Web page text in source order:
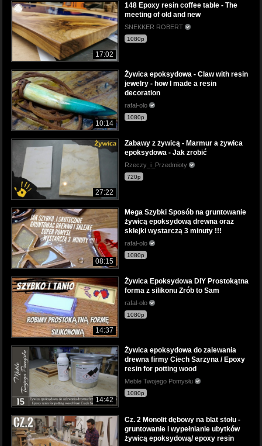
17:02
148 Epoxy resin coffee table - The
meeting of old and new
SNEKKER ROBERT
1080p
10:14
Żywica epoksydowa - Claw with resin
jewelry - how I made a resin
decoration
rafal-olo
1080p
27:22
Zabawy z żywicą - Marmur a żywica
epoksydowa - Jak zrobić
Rzeczy_i_Przedmioty
720p
08:15
Mega Szybki Sposób na gruntowanie
żywicą epoksydową drewna oraz
sklejki wystarczą 3 minuty !!!
rafal-olo
1080p
14:37
Żywica Epoksydowa DIY Prostokątna
forma z silikonu Zrób to Sam
rafal-olo
1080p
14:42
Żywica epoksydowa do zalewania
drewna firmy Ciech Sarzyna / Epoxy
resin for potting wood
Meble Twojego Pomysłu
1080p
Cz. 2 Monolit dębowy na blat stołu -
gruntowanie i wypełnianie ubytków
żywicą epoksydową/ epoxy resin